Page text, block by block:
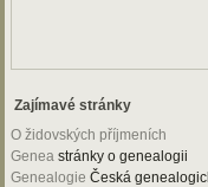
Zajímavé stránky
O židovských příjmeních
Genea stránky o genealogii
Genealogie Česká